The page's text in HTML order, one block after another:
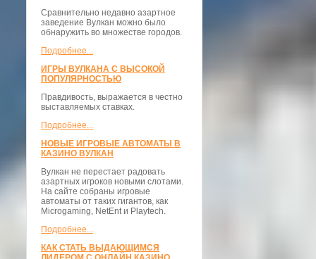
Сравнительно недавно азартное
заведение Вулкан можно было
обнаружить во множестве городов.
Подробнее...
ИГРЫ ВУЛКАНА С ВЫСОКОЙ
ПОПУЛЯРНОСТЬЮ
Правдивость, выражается в честно
выставляемых ставках.
Подробнее...
НОВЫЕ ИГРОВЫЕ АВТОМАТЫ В
КАЗИНО ВУЛКАН
Вулкан не перестает радовать
азартных игроков новыми слотами.
На сайте собраны игровые
автоматы от таких гигантов, как
Microgaming, NetEnt и Playtech.
Подробнее...
КАК СТАТЬ ВЫДАЮЩИМСЯ